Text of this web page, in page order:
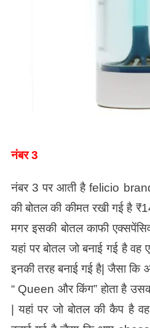
नंबर 3
नंबर 3 पर आती है felicio
की बोतल की कीमत रखी गई है
मगर इसकी बोतल काफी
यहां पर बोतल जो बनाई गई है
इनकी तरह बनाई गई है| जैसा
“ Queen और किंग” होता है
| यहां पर जो बोतल की कैप है